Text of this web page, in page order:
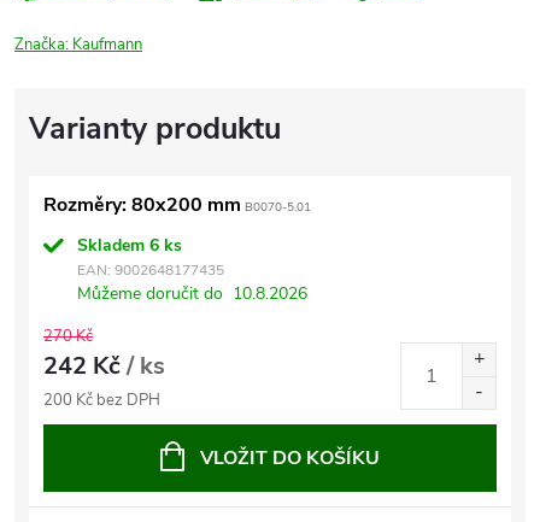
Značka: Kaufmann
Rozměry: 80x200 mm B0070-5.01
Skladem 6 ks
EAN: 9002648177435
Můžeme doručit do 10.8.2026
270 Kč
242 Kč/ ks
200 Kč bez DPH
VLOŽIT DO KOŠÍKU